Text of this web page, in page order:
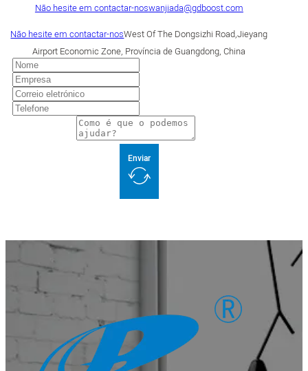
Não hesite em contactar-noswanjiada@gdboost.com
Não hesite em contactar-nosWest Of The Dongsizhi Road,Jieyang
Airport Economic Zone, Província de Guangdong, China
Enviar